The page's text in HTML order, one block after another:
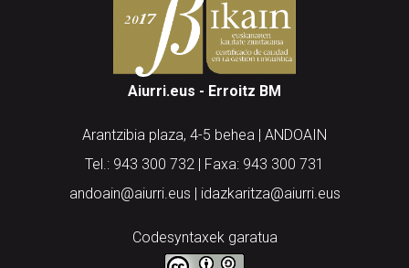
Aiurri.eus - Erroitz BM
Arantzibia plaza, 4-5 behea | ANDOAIN
Tel.: 943 300 732 | Faxa: 943 300 731
andoain@aiurri.eus | idazkaritza@aiurri.eus
Codesyntaxek garatua